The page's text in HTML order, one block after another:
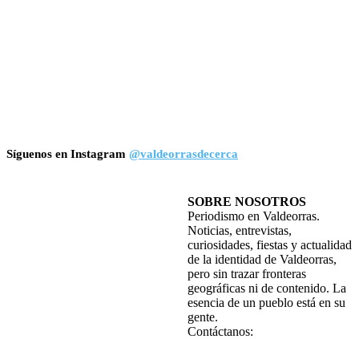
Síguenos en Instagram @valdeorrasdecerca
SOBRE NOSOTROS
Periodismo en Valdeorras.
Noticias, entrevistas,
curiosidades, fiestas y actualidad
de la identidad de Valdeorras,
pero sin trazar fronteras
geográficas ni de contenido. La
esencia de un pueblo está en su
gente.
Contáctanos: